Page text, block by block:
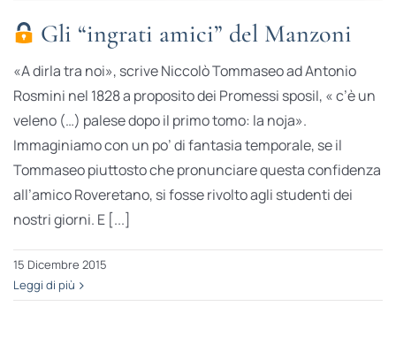
Gli “ingrati amici” del Manzoni
«A dirla tra noi», scrive Niccolò Tommaseo ad Antonio
Rosmini nel 1828 a proposito dei Promessi sposiI, « c’è un
veleno (…) palese dopo il primo tomo: la noja».
Immaginiamo con un po’ di fantasia temporale, se il
Tommaseo piuttosto che pronunciare questa confidenza
all’amico Roveretano, si fosse rivolto agli studenti dei
nostri giorni. E [...]
15 Dicembre 2015
Leggi di più